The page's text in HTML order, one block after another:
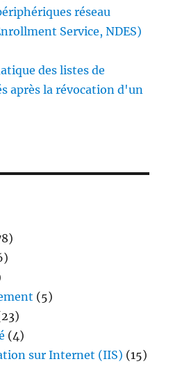
réseau
Service, NDES)
des listes de
après la révocation d'un
(5)
(4)
sur Internet (IIS) (15)